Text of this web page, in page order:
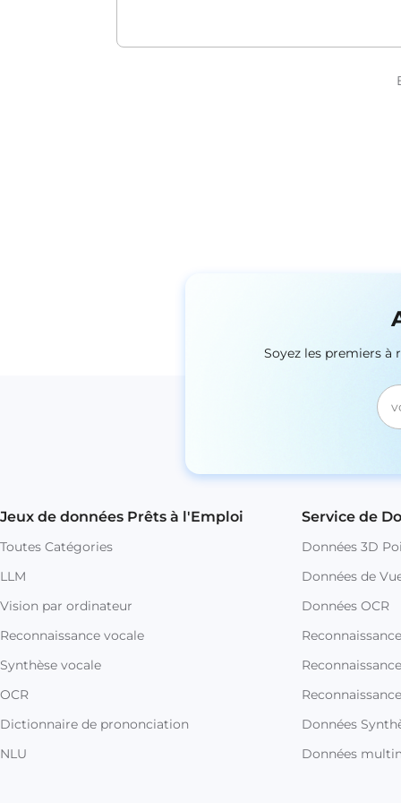
Soyez les premiers à
Jeux de données Prêts à l'Emploi
Toutes Catégories
LLM
Vision par ordinateur
Reconnaissance vocale
Synthèse vocale
OCR
Dictionnaire de prononciation
NLU
Service de
Données 3D
Données de
Données OCR
Données
Données